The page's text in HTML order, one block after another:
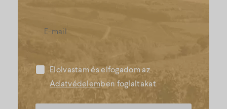
Elolvastam és elfogadom az
Adatvédelemben foglaltakat